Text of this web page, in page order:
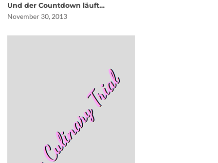
Und der Countdown läuft…
November 30, 2013